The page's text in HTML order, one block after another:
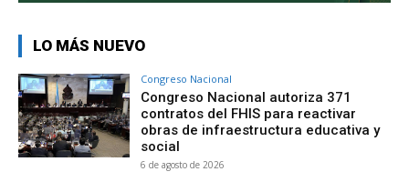
LO MÁS NUEVO
Congreso Nacional
Congreso Nacional autoriza 371
contratos del FHIS para reactivar
obras de infraestructura educativa y
social
6 de agosto de 2026